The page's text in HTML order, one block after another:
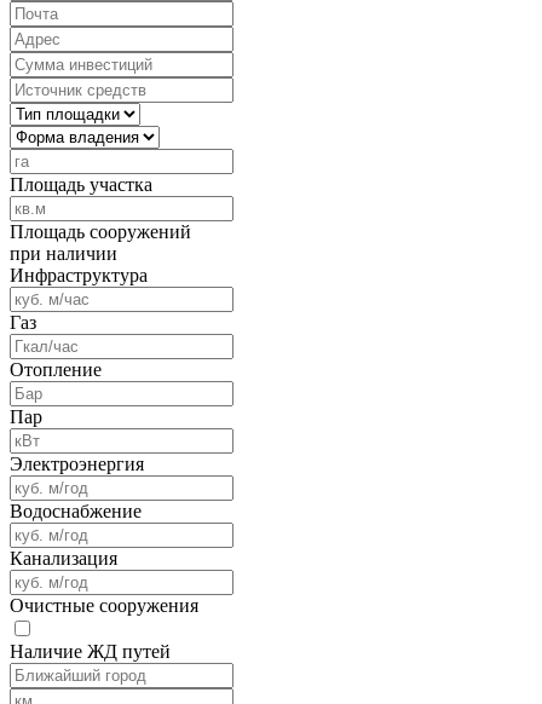
Площадь участка
Площадь сооружений
при наличии
Инфраструктура
Газ
Отопление
Пар
Электроэнергия
Водоснабжение
Канализация
Очистные сооружения
Наличие ЖД путей